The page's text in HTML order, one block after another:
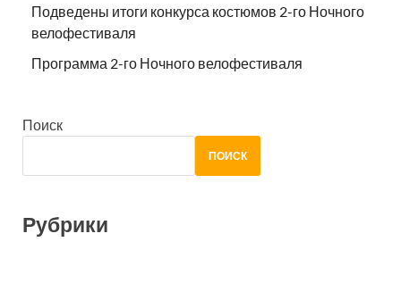
Подведены итоги конкурса костюмов 2-го Ночного
велофестиваля
Программа 2-го Ночного велофестиваля
Поиск
ПОИСК
Рубрики